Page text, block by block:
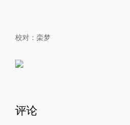
校对： 栾梦
评论